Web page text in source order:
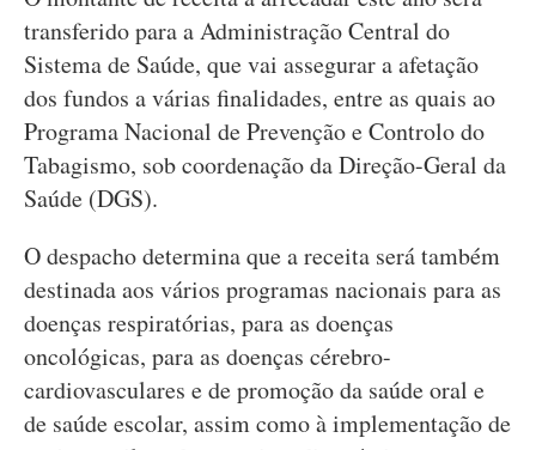
transferido para a Administração Central do
Sistema de Saúde, que vai assegurar a afetação
dos fundos a várias finalidades, entre as quais ao
Programa Nacional de Prevenção e Controlo do
Tabagismo, sob coordenação da Direção-Geral da
Saúde (DGS).
O despacho determina que a receita será também
destinada aos vários programas nacionais para as
doenças respiratórias, para as doenças
oncológicas, para as doenças cérebro-
cardiovasculares e de promoção da saúde oral e
de saúde escolar, assim como à implementação de